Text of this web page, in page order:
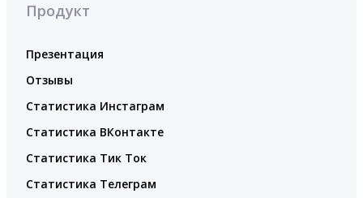
Продукт
Презентация
Отзывы
Статистика Инстаграм
Статистика ВКонтакте
Статистика Тик Ток
Статистика Телеграм